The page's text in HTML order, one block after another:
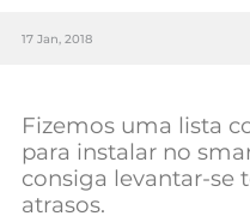
Tecnologia
Negócios
17 Jan, 2018
Fizemos uma lista
para instalar no
consiga levantar-se
atrasos.